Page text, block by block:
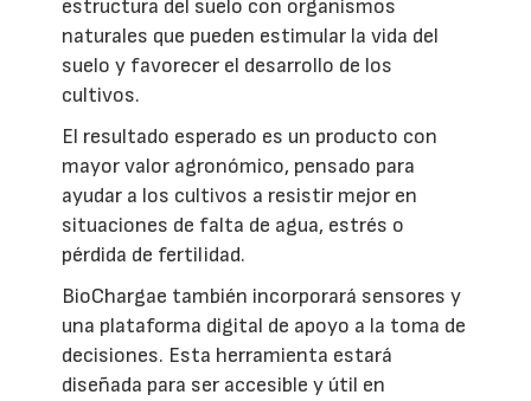
estructura del suelo con organismos
naturales que pueden estimular la vida del
suelo y favorecer el desarrollo de los
cultivos.
El resultado esperado es un producto con
mayor valor agronómico, pensado para
ayudar a los cultivos a resistir mejor en
situaciones de falta de agua, estrés o
pérdida de fertilidad.
BioChargae también incorporará sensores y
una plataforma digital de apoyo a la toma de
decisiones. Esta herramienta estará
diseñada para ser accesible y útil en